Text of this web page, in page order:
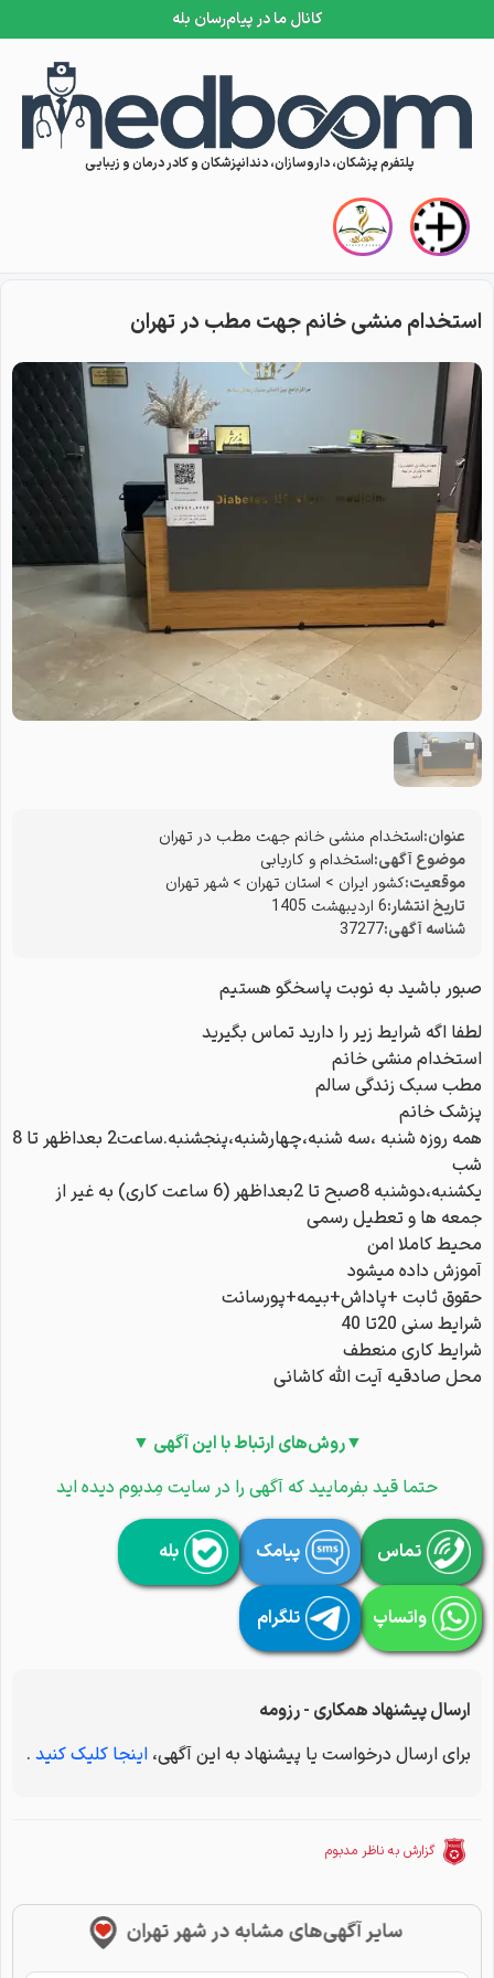
کانال ما در پیام‌رسان بله
Skip to content
پلتفرم پزشکان، داروسازان، دندانپزشکان و کادر درمان و زیبایی
استخدام منشی خانم جهت مطب در تهران
عنوان:استخدام منشی خانم جهت مطب در تهران
موضوع آگهی:استخدام و کاریابی
موقعیت:کشور ایران > استان تهران > شهر تهران
تاریخ انتشار:6 اردیبهشت 1405
شناسه آگهی:37277
صبور باشید به نوبت پاسخگو هستیم
لطفا اگه شرایط زیر را دارید تماس بگیرید
استخدام منشی خانم
مطب سبک زندگی سالم
پزشک خانم
همه روزه شنبه ،سه شنبه،چهارشنبه،پنجشنبه.ساعت2 بعداظهر تا 8
شب
یکشنبه،دوشنبه 8صبح تا 2بعداظهر (6 ساعت کاری) به غیر از
جمعه ها و تعطیل رسمی
محیط کاملا امن
آموزش داده میشود
حقوق ثابت +پاداش+بیمه+پورسانت
شرایط سنی 20تا 40
شرایط کاری منعطف
محل صادقیه آیت الله کاشانی
▼روش‌های ارتباط با این آگهی ▼
حتما قید بفرمایید که آگهی را در سایت مِدبوم دیده اید
تماس پیامک بله
واتساپ تلگرام
ارسال پیشنهاد همکاری - رزومه
برای ارسال درخواست یا پیشنهاد به این آگهی، اینجا کلیک کنید .
گزارش به ناظر مدبوم
سایر آگهی‌های مشابه در شهر تهران